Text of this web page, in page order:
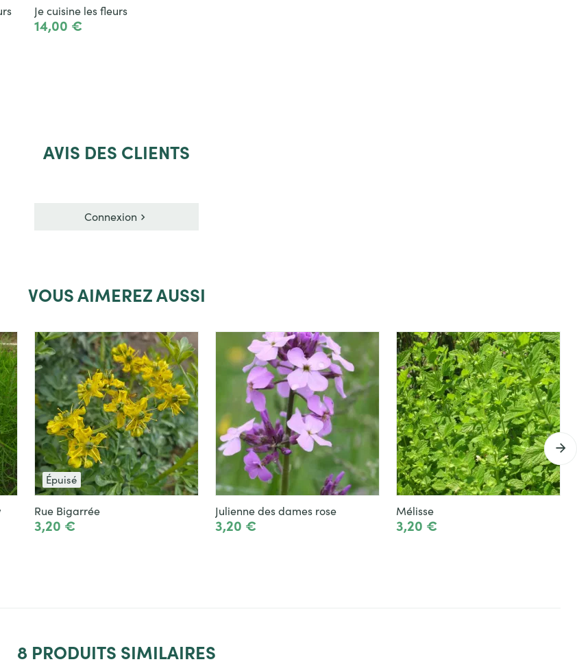
Je cuisine les fleurs
14,00 €
AVIS DES CLIENTS
Connexion
VOUSAIMEREZ AUSSI
Épuisé
Rue Bigarrée
3,20 €
Julienne des dames rose
3,20 €
Mélisse
3,20 €
8 PRODUITS SIMILAIRES